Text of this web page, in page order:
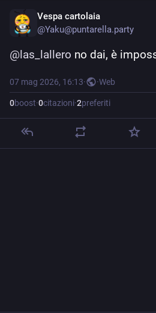
Vespa cartolaia
@Yaku@puntarella.party
@las_lallero no dai, è
07 mag 2026, 16:13· ·Web
0boost·0citazioni·2preferiti